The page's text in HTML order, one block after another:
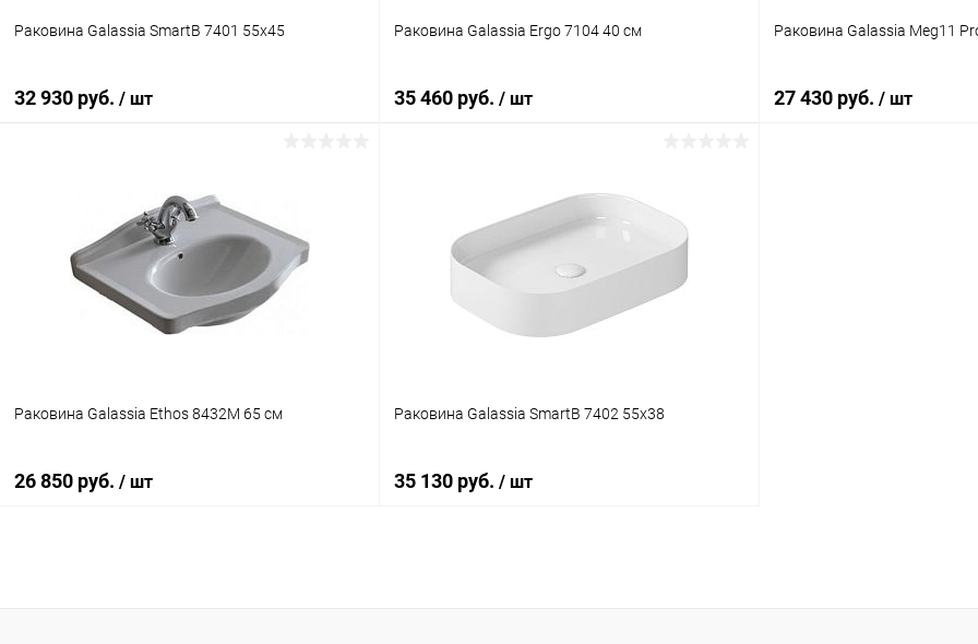
Раковина Galassia SmartB 7401 55x45
32 930 руб. / шт
Купить в 1 клик Сравнение
В избранное Под заказ
Раковина Galassia Ergo 7104 40 см
35 460 руб. / шт
В корзину
Купить в 1 клик Сравнение
В избранное
Раковина Galassia Meg11
27 430 руб. / шт
Раковина Galassia Ethos 8432M 65 см
26 850 руб. / шт
Раковина Galassia SmartB 7402 55x38
35 130 руб. / шт